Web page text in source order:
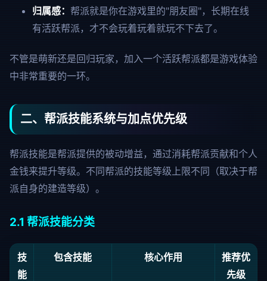
归属感： 帮派就是你在游戏里的"朋友圈"，长期在线
有活跃帮派，才不会玩着玩着就玩不下去了。
不管是萌新还是回归玩家，加入一个活跃帮派都是游戏体验
中非常重要的一环。
二、帮派技能系统与加点优先级
帮派技能是帮派提供的被动增益，通过消耗帮派贡献和个人
金钱来提升等级。不同帮派的技能等级上限不同（取决于帮
派自身的建造等级）。
2.1 帮派技能分类
技
能
包含技能 核心作用
推荐优
先级